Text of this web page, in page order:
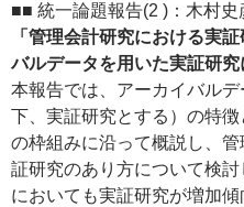
■■ 統一論題報告(2 )：木村史
「管理会計研究における実
バルデータを用いた実証研
本報告では、アーカイバル
下、実証研究とする）の特
の枠組みに沿って概説し、
証研究のあり方について検
においても実証研究が増加